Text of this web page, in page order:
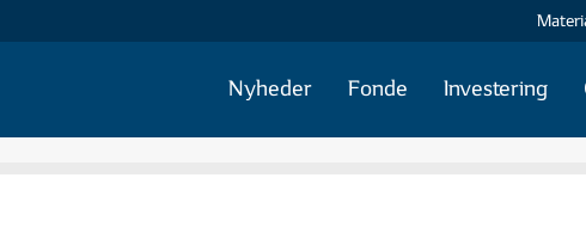
Nyheder Fonde Investering